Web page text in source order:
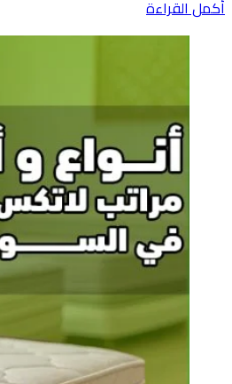
أكمل القراءة